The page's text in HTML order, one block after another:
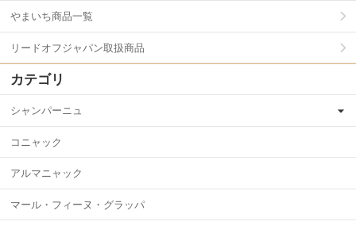
やまいち商品一覧
リードオフジャパン取扱商品
カテゴリ
シャンパーニュ
コニャック
アルマニャック
マール・フィーヌ・グラッパ